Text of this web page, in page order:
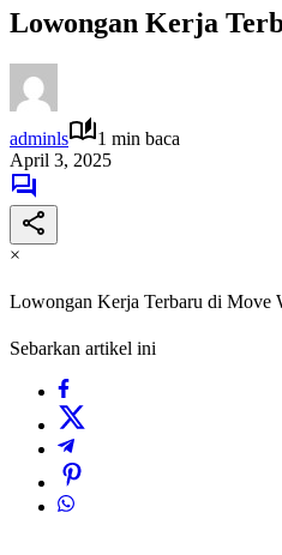
Lowongan Kerja
adminls
1 min baca
April 3, 2025
×
Lowongan Kerja Terbaru di Move
Sebarkan artikel ini